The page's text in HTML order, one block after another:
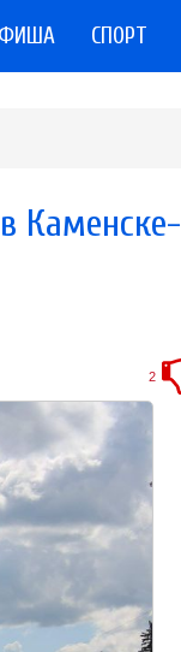
СПОРТ
Каменске-
2